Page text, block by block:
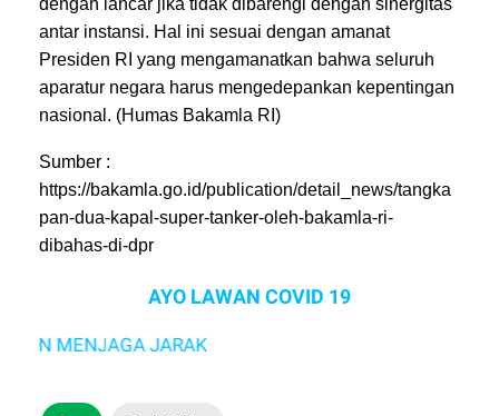
antar instansi. Hal ini sesuai dengan amanat
Presiden RI yang mengamanatkan bahwa seluruh
aparatur negara harus mengedepankan kepentingan
nasional. (Humas Bakamla RI)
Sumber :
https://bakamla.go.id/publication/detail_news/tangka
pan-dua-kapal-super-tanker-oleh-bakamla-ri-
dibahas-di-dpr
AYO LAWAN COVID 19
MENJAGA JARAK